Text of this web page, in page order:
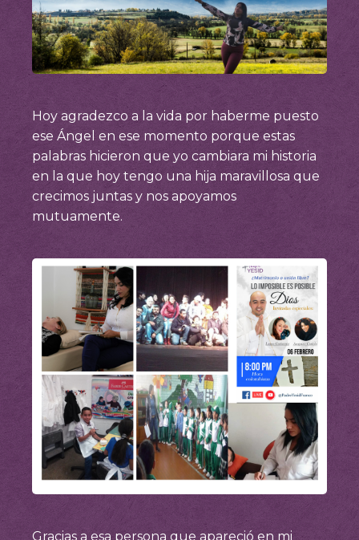
Hoy agradezco a la vida por haberme puesto
ese Ángel en ese momento porque estas
palabras hicieron que yo cambiara mi historia
en la que hoy tengo una hija maravillosa que
crecimos juntas y nos apoyamos
mutuamente.
Gracias a esa persona que apareció en mi